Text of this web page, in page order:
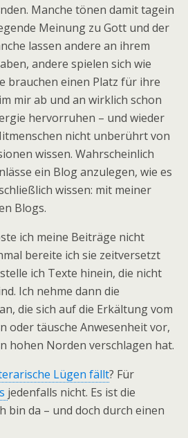
Manche tönen damit tagein
Meinung zu Gott und der
lassen andere an ihrem
andere spielen sich wie
brauchen einen Platz für ihre
mir ab und an wirklich schon
hervorruhen – und wieder
nicht unberührt von
wissen. Wahrscheinlich
ein Blog anzulegen, wie es
wissen: mit meiner
Blogs.
ich meine Beiträge nicht
bereite ich sie zeitversetzt
ich Texte hinein, die nicht
Ich nehme dann die
die sich auf die Erkältung vom
oder täusche Anwesenheit vor,
hohen Norden verschlagen hat.
Lügen fällt? Für
jedenfalls nicht. Es ist die
bin da – und doch durch einen